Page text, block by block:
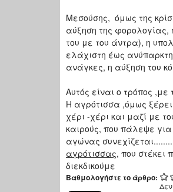
Μεσούσης, όμως της
αύξηση της φορολογίας,
του με του άντρα), η
ελάχιστη έως ανύπαρκτη
ανάγκες, η αύξηση του
Αυτός είναι ο τρόπος ,με
Η αγρότισσα ,όμως
χέρι -χέρι και μαζί με
καιρούς, που πάλεψε
αγώνας
αγρότισσας, που στέκει
διεκδικούμε
Βαθμολογήστε το άρθρο: